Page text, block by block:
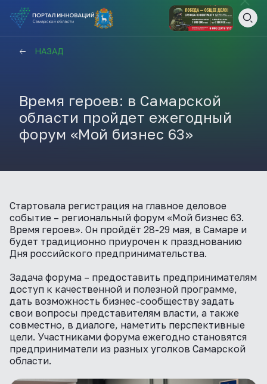
НАЗАД
Время героев: в Самарской
области пройдет ежегодный
форум «Мой бизнес 63»
Стартовала регистрация на главное деловое
событие – региональный форум «Мой бизнес 63.
Время героев». Он пройдёт 28-29 мая, в Самаре и
будет традиционно приурочен к празднованию
Дня российского предпринимательства.
Задача форума – предоставить предпринимателям
доступ к качественной и полезной программе,
дать возможность бизнес-сообществу задать
свои вопросы представителям власти, а также
совместно, в диалоге, наметить перспективные
цели. Участниками форума ежегодно становятся
предприниматели из разных уголков Самарской
области.
Актуальные конкурсы
Анонсы публикаций
ЗАКРЫТЬ
ВАМ СЮДА
ПОДПИСЫВАЙТЕСЬ
Телеграм